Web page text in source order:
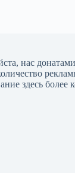
нас донатами
здесь более